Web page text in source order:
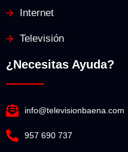
Internet
Televisión
¿Necesitas Ayuda?
info@televisionbaena.com
957 690 737